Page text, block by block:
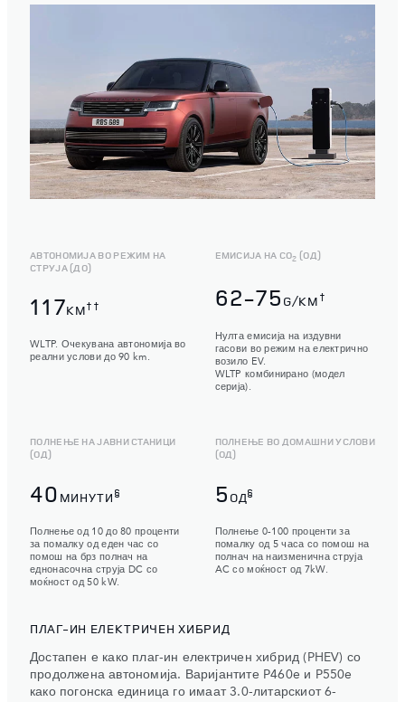
АВТОНОМИЈА ВО РЕЖИМ НА
СТРУЈА (ДО)
117KM††
WLTP. Очекувана автономија во
реални услови до 90 km.
ЕМИСИЈА НА CO2 (ОД)
62-75 G/KM †
Нулта емисија на издувни
гасови во режим на електрично
возило EV.
WLTP комбинирано (модел
серија).
ПОЛНЕЊЕ НА ЈАВНИ СТАНИЦИ
(ОД)
40 МИНУТИ §
Полнење од 10 до 80 проценти
за помалку од еден час со
помош на брз полнач на
еднонасочна струја DC со
моќност од 50 kW.
ПОЛНЕЊЕ ВО ДОМАШНИ УСЛОВИ
(ОД)
5 ОД§
Полнење 0-100 проценти за
помалку од 5 часа со помош на
полнач на наизменична струја
AC со моќност од 7kW.
ПЛАГ-ИН ЕЛЕКТРИЧЕН ХИБРИД
Достапен е како плаг-ин електричен хибрид (PHEV) со
продолжена автономија. Варијантите P460e и P550e
како погонска единица го имаат 3.0-литарскиот 6-